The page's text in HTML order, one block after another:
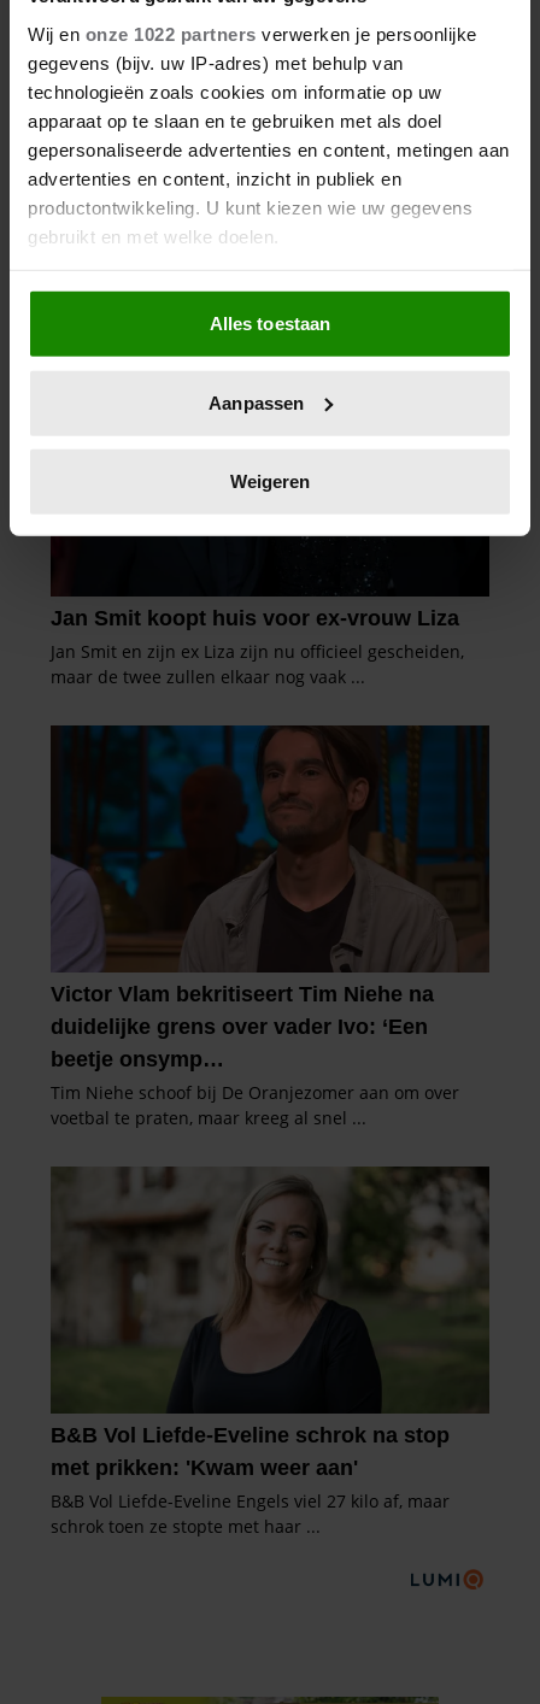
Wij en onze 1022 partners verwerken je persoonlijke
gegevens (bijv. uw IP-adres) met behulp van
technologieën zoals cookies om informatie op uw
apparaat op te slaan en te gebruiken met als doel
gepersonaliseerde advertenties en content, metingen aan
advertenties en content, inzicht in publiek en
productontwikkeling. U kunt kiezen wie uw gegevens
gebruikt en met welke doelen.
Als u het toestaat, willen we ook graag:
Informatie verzamelen over uw geografische
locatie, die tot een paar meter nauwkeurig kan zijn
scannen op specifieke eigenschappen (fingerprinting)
verwerkt en stel uw voorkeuren in het
intrekken in de Cookieverklaring.
We gebruiken cookies om content en advertenties te
personaliseren, om functies voor social media te bieden
en om ons websiteverkeer te analyseren. Ook delen we
informatie over uw gebruik van onze site met onze
partners kunnen deze gegevens combineren met andere
informatie die u aan ze heeft verstrekt of die ze hebben
verzameld op basis van uw gebruik van hun services. U
gaat akkoord met onze cookies als u onze website blijft
gebruiken.
Alles toestaan
Aanpassen
Weigeren